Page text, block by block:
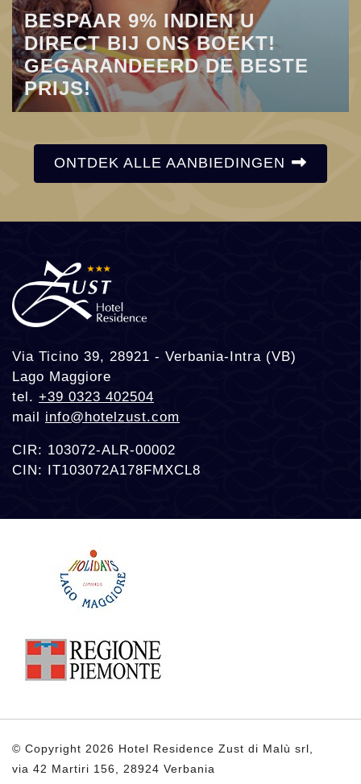
BESPAAR 9% INDIEN U
DIRECT BIJ ONS BOEKT!
GEGARANDEERD DE BESTE
PRIJS!
ONTDEK ALLE AANBIEDINGEN
Via Ticino 39, 28921 - Verbania-Intra (VB)
Lago Maggiore
tel. +39 0323 402504
mail info@hotelzust.com
CIR: 103072-ALR-00002
CIN: IT103072A178FMXCL8
© Copyright 2026 Hotel Residence Zust di Malù srl,
via 42 Martiri 156, 28924 Verbania